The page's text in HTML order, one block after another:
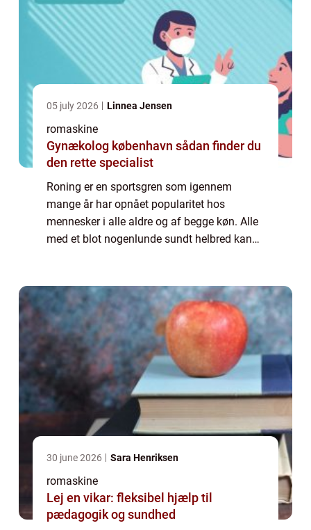
05 july 2026 Linnea Jensen
romaskine
Gynækolog københavn sådan finder du
den rette specialist
Roning er en sportsgren som igennem
mange år har opnået popularitet hos
mennesker i alle aldre og af begge køn. Alle
med et blot nogenlunde sundt helbred kan
kroppen. ...
30 june 2026 Sara Henriksen
romaskine
Lej en vikar: fleksibel hjælp til
pædagogik og sundhed